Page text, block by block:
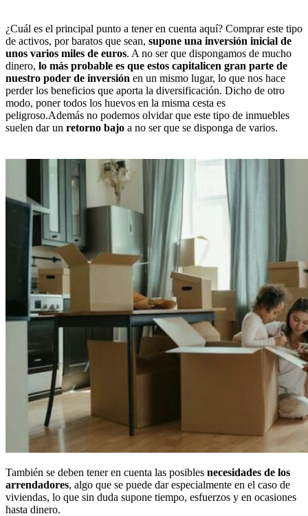
¿Cuál es el principal punto a tener en cuenta aquí? Comprar este tipo
de activos, por baratos que sean, supone una inversión inicial de
unos varios miles de euros. A no ser que dispongamos de mucho
dinero, lo más probable es que estos capitalicen gran parte de
nuestro poder de inversión en un mismo lugar, lo que nos hace
perder los beneficios que aporta la diversificación. Dicho de otro
modo, poner todos los huevos en la misma cesta es
peligroso.Además no podemos olvidar que este tipo de inmuebles
suelen dar un retorno bajo a no ser que se disponga de varios.
También se deben tener en cuenta las posibles necesidades de los
arrendadores, algo que se puede dar especialmente en el caso de
viviendas, lo que sin duda supone tiempo, esfuerzos y en ocasiones
hasta dinero.